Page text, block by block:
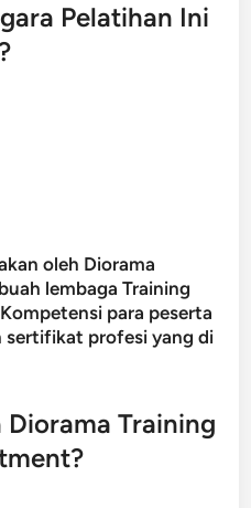
Pelatihan Ini
?
oleh Diorama
lembaga Training
para peserta
sertifikat profesi yang di
Training